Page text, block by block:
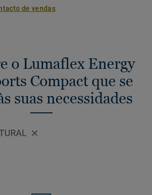
de vendas
o Lumaflex Energy
Compact que se
suas necessidades